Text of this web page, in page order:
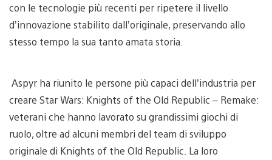
con le tecnologie più recenti per ripetere il livello
d’innovazione stabilito dall’originale, preservando allo
stesso tempo la sua tanto amata storia.
Aspyr ha riunito le persone più capaci dell’industria per
creare Star Wars: Knights of the Old Republic – Remake:
veterani che hanno lavorato su grandissimi giochi di
ruolo, oltre ad alcuni membri del team di sviluppo
originale di Knights of the Old Republic. La loro